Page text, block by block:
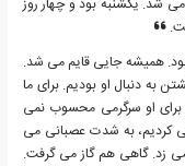
شد. یکشنبه بود و چهار روز
همیشه جایی قایم می شد.
به دنبال او بودیم. برای ما
او سرگرمی محسوب نمی
کردیم، به شدت عصبانی می
گاهی هم گاز می گرفت.